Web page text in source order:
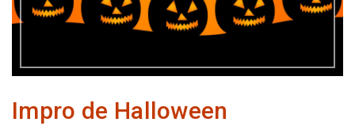
Impro de Halloween